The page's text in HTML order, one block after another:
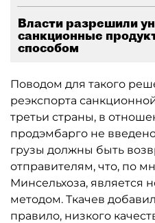
Власти разрешили
санкционные
способом
Поводом для такого
реэкспорта
третьи страны, в
продэмбарго не
грузы должны быть
отправителям, что, по
Минсельхоза, является
методом. Ткачев
правило, низкого